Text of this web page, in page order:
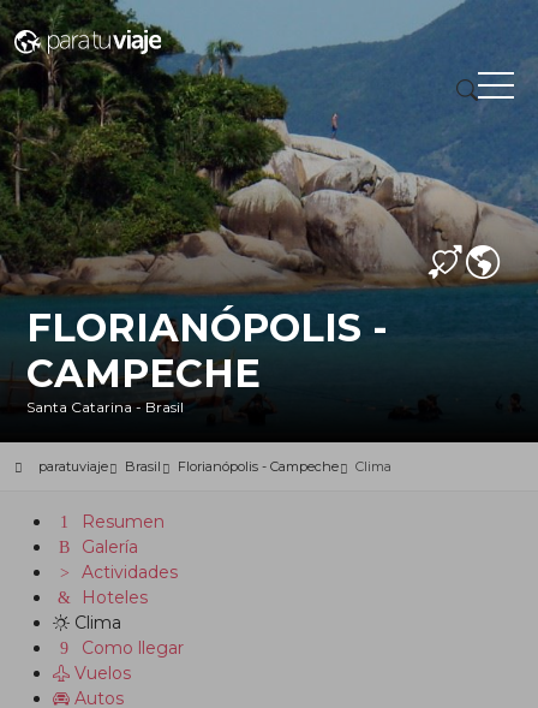
FLORIANÓPOLIS -
CAMPECHE
Santa Catarina - Brasil
paratuviaje Brasil Florianópolis - Campeche Clima
Resumen
Galería
Actividades
Hoteles
Clima
Como llegar
Vuelos
Autos